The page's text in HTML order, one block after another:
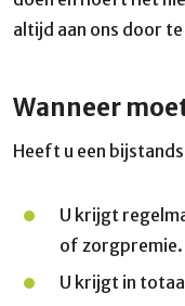
altijd aan ons door
Wanneer
Heeft u een
U krijgt
of zorgpremie.
U krijgt in